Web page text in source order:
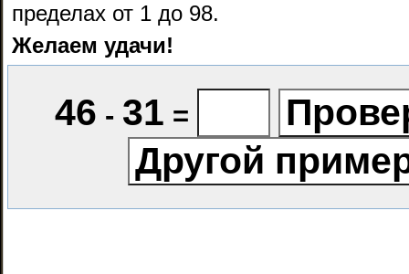
пределах от 1 до 98.
Желаем удачи!
46 - 31 =